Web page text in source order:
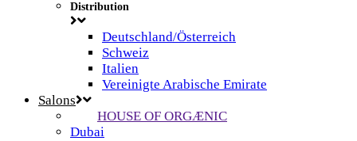
Distribution
Deutschland/Österreich
Schweiz
Italien
Vereinigte Arabische Emirate
Salons
HOUSE OF ORGÆNIC
Dubai